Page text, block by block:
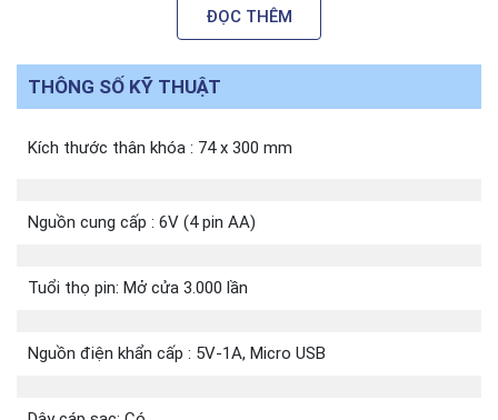
ĐỌC THÊM
THÔNG SỐ KỸ THUẬT
Kích thước thân khóa : 74 x 300 mm
Nguồn cung cấp : 6V (4 pin AA)
Tuổi thọ pin: Mở cửa 3.000 lần
Nguồn điện khẩn cấp : 5V-1A, Micro USB